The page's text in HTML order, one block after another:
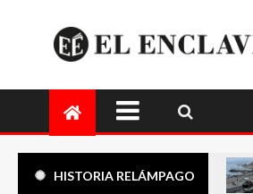
HISTORIA RELÁMPAGO